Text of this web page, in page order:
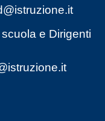
e Dirigenti